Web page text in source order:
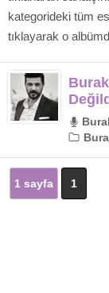
kategorideki tüm
tıklayarak o
1 sayfa 1